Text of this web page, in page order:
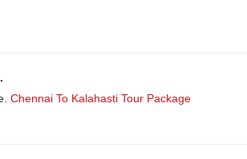
Chennai To Kalahasti Tour Package